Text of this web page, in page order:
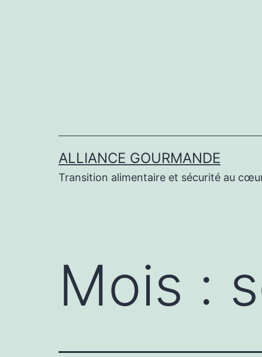
ALLIANCE GOURMANDE
Transition alimentaire et sécurité au
Mois :